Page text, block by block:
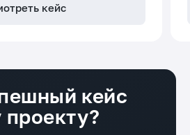
кейс
кейс